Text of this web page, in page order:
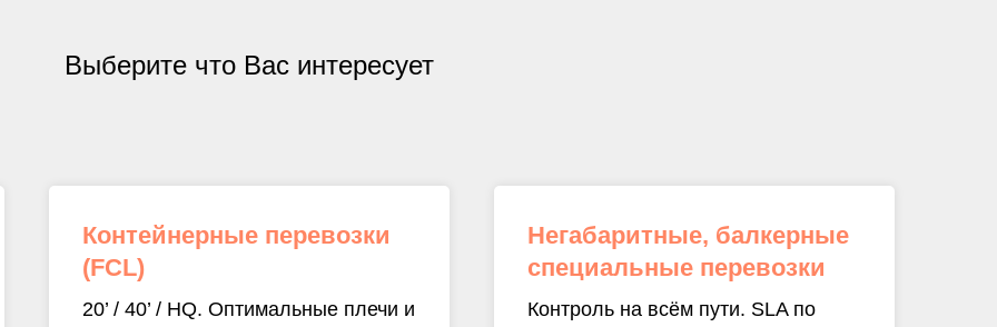
Выберите что Вас интересует
Контейнерные перевозки
(FCL)
20’ / 40’ / HQ. Оптимальные плечи и
Негабаритные, балкерные
специальные перевозки
Контроль на всём пути. SLA по